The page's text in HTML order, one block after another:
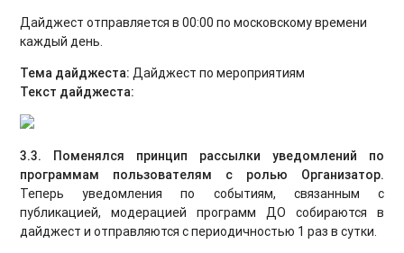
Дайджест отправляется в 00:00 по московскому времени
каждый день.
Тема дайджеста: Дайджест по мероприятиям
Текст дайджеста:
3.3. Поменялся принцип рассылки уведомлений по
программам пользователям с ролью Организатор.
Теперь уведомления по событиям, связанным с
публикацией, модерацией программ ДО собираются в
дайджест и отправляются с периодичностью 1 раз в сутки.